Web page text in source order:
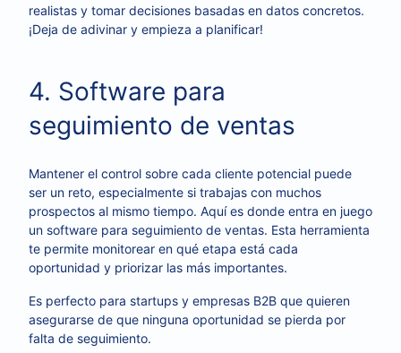
realistas y tomar decisiones basadas en datos concretos.
¡Deja de adivinar y empieza a planificar!
4. Software para
seguimiento de ventas
Mantener el control sobre cada cliente potencial puede
ser un reto, especialmente si trabajas con muchos
prospectos al mismo tiempo. Aquí es donde entra en juego
un software para seguimiento de ventas. Esta herramienta
te permite monitorear en qué etapa está cada
oportunidad y priorizar las más importantes.
Es perfecto para startups y empresas B2B que quieren
asegurarse de que ninguna oportunidad se pierda por
falta de seguimiento.